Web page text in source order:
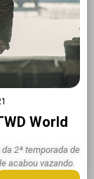
World
2ª temporada de
acabou vazando.